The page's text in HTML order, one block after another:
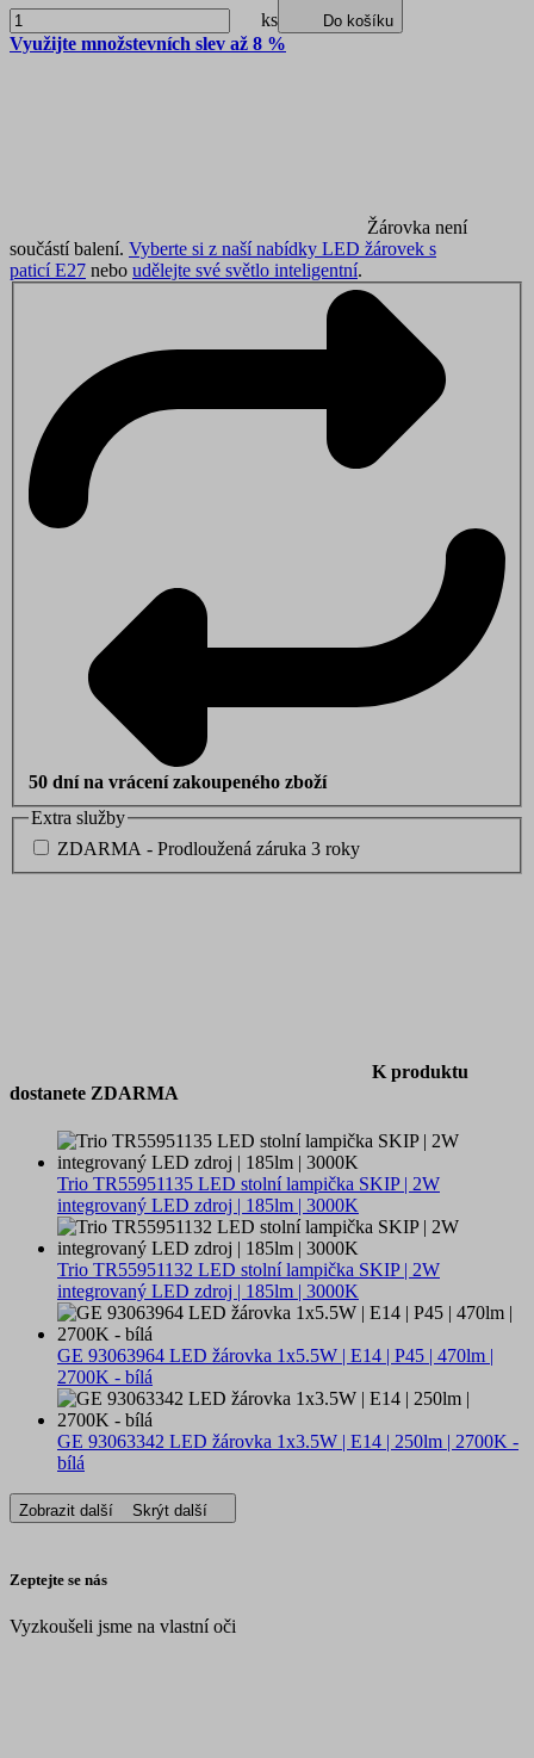
ks Do košíku
Využijte množstevních slev až 8 %
Žárovka není
součástí balení. Vyberte si z naší nabídky LED žárovek s
paticí E27 nebo udělejte své světlo inteligentní.
50 dní na vrácení zakoupeného zboží
Extra služby
ZDARMA - Prodloužená záruka 3 roky
K produktu
dostanete ZDARMA
Trio TR55951135 LED stolní lampička SKIP | 2W
integrovaný LED zdroj | 185lm | 3000K
Trio TR55951132 LED stolní lampička SKIP | 2W
integrovaný LED zdroj | 185lm | 3000K
GE 93063964 LED žárovka 1x5.5W | E14 | P45 | 470lm |
2700K - bílá
GE 93063342 LED žárovka 1x3.5W | E14 | 250lm | 2700K -
bílá
Zobrazit další Skrýt další
Zeptejte se nás
Vyzkoušeli jsme na vlastní oči